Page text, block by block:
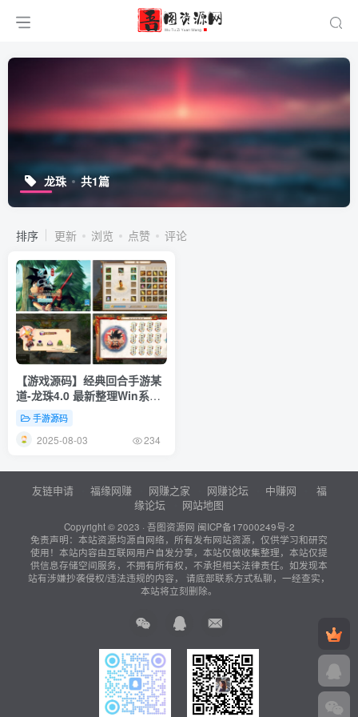
龙珠 共1篇
排序 更新 浏览 点赞 评论
【游戏源码】经典回合手游某
道-龙珠4.0 最新整理Win系服
务端+安卓+运营后台+详细搭
建教程
手游源码
2025-08-03 234
友链申请 福缘网赚 网赚之家 网赚论坛 中赚网
福
缘论坛
网站地图
Copyright © 2023 · 吾图资源网 闽ICP备17000249号-2
免责声明：本站资源均源自网络，所有发布网站资源，仅供学习和研究
使用！本站内容由互联网用户自发分享，本站仅做收集整理，本站仅提
供信息存储空间服务，不拥有所有权，不承担相关法律责任。如发现本
站有涉嫌抄袭侵权/违法违规的内容， 请底部联系方式私聊，一经查实，
本站将立刻删除。